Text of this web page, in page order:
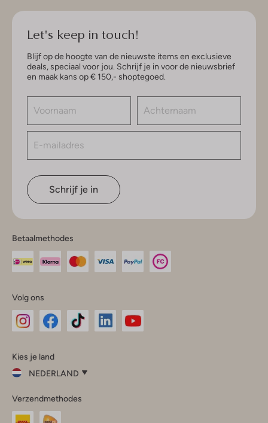
Let's keep in touch!
Blijf op de hoogte van de nieuwste items en exclusieve
deals, speciaal voor jou. Schrijf je in voor de nieuwsbrief
en maak kans op € 150,- shoptegoed.
Schrijf je in
Betaalmethodes
Volg ons
InstagramFacebook
Kies je land
NEDERLAND
je
land
Verzendmethodes